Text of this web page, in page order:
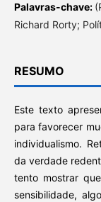
Palavras-chave:
Richard Rorty;
RESUMO
Este texto
para favorecer
individualismo.
da verdade
tento mostrar
sensibilidade,